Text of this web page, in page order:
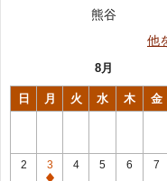
熊谷
他
8月
日 月 火 水 木 金
2
3
4 5 6 7